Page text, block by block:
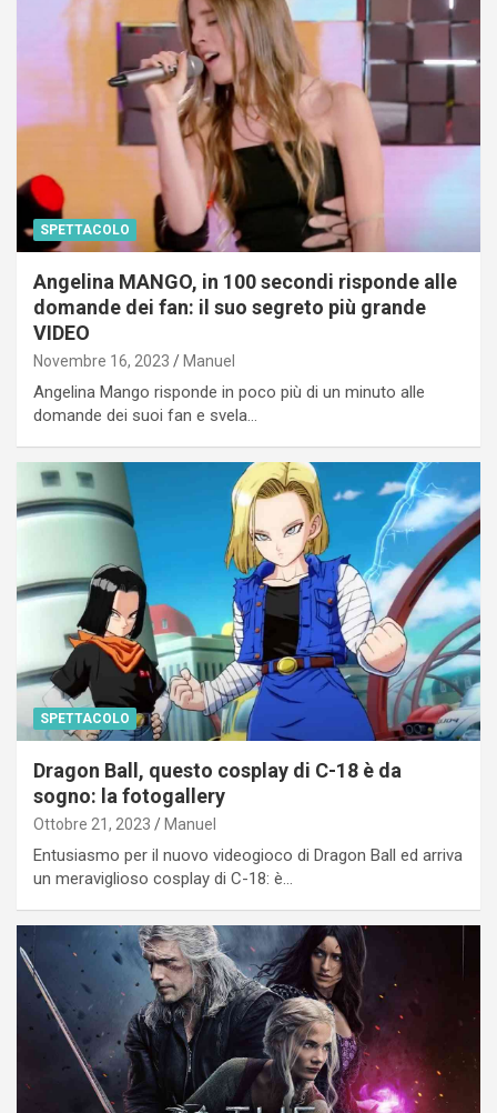
SPETTACOLO
Angelina MANGO, in 100 secondi risponde alle
domande dei fan: il suo segreto più grande
VIDEO
Novembre 16, 2023 Manuel
Angelina Mango risponde in poco più di un minuto alle
domande dei suoi fan e svela…
SPETTACOLO
Dragon Ball, questo cosplay di C-18 è da
sogno: la fotogallery
Ottobre 21, 2023 Manuel
Entusiasmo per il nuovo videogioco di Dragon Ball ed arriva
un meraviglioso cosplay di C-18: è…